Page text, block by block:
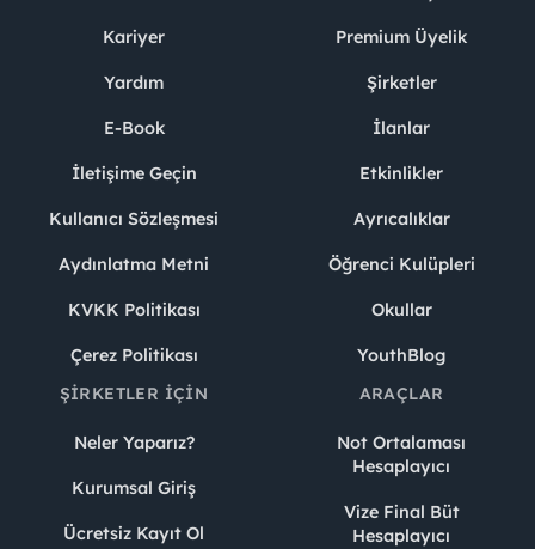
Kariyer
Yardım
E-Book
İletişime Geçin
Kullanıcı Sözleşmesi
Aydınlatma Metni
KVKK Politikası
Çerez Politikası
Premium Üyelik
Şirketler
İlanlar
Etkinlikler
Ayrıcalıklar
Öğrenci Kulüpleri
Okullar
YouthBlog
ŞIRKETLER İÇIN
Neler Yaparız?
Kurumsal Giriş
Ücretsiz Kayıt Ol
ARAÇLAR
Not Ortalaması
Hesaplayıcı
Vize Final Büt
Hesaplayıcı